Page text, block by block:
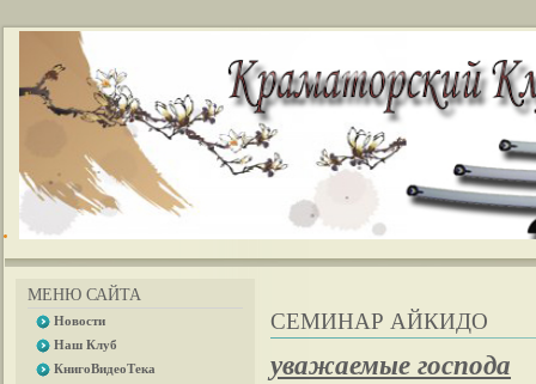
МЕНЮ САЙТА
Новости
Наш Клуб
КнигоВидеоТека
СЕМИНАР АЙКИДО
уважаемые господа